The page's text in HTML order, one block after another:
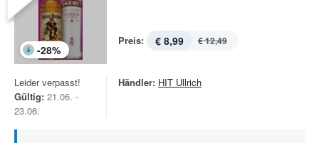
-28%
Preis: € 8,99 € 12,49
Leider verpasst!
Gültig: 21.06. -
23.06.
Händler: HIT Ullrich